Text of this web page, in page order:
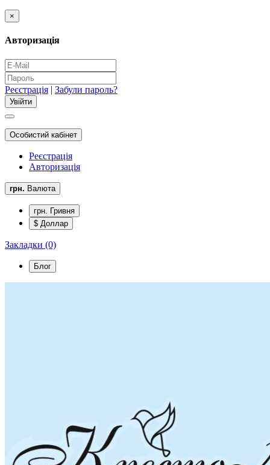
×
Авторизація
Реєстрація | Забули пароль?
Особистий кабінет
Реєстрація
Авторизація
грн. Валюта
грн. Гривня
$ Доллар
Закладки (0)
Блог